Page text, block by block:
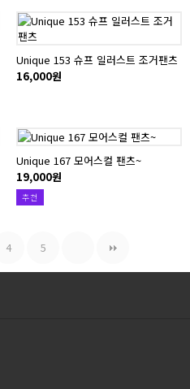
Unique 153 슈프 일러스트 조거팬츠
16,000원
Unique 167 모어스컬 팬츠~
19,000원
추천
4 5